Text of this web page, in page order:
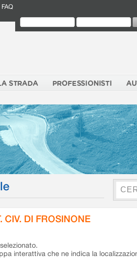
FAQ
STRADA PROFESSIONISTI
DI FROSINONE
interattiva che ne indica la